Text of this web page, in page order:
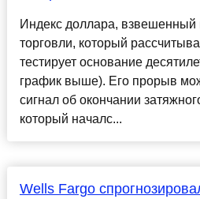
Индекс доллара,
торговли, который
тестирует основание
график выше). Его прорыв
сигнал об окончании
который началс...
Wells Fargo